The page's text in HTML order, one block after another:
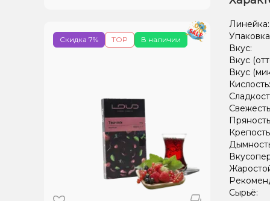
В наличии
Скидка 7% TOP
Вкус:
Вкус
Вкус
Сырьё: